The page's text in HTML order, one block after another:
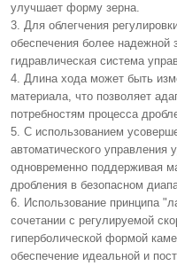
улучшает форму зерна.
3. Для облегчения
обеспечения более надежной
гидравлическая система
4. Длина хода может быть
материала, что позволяет
потребностям процесса
5. С использованием
автоматического управления
одновременно поддерживая
дробления в безопасном
6. Использование принципа
сочетании с регулируемой
гиперболической формой
обеспечение идеальной и